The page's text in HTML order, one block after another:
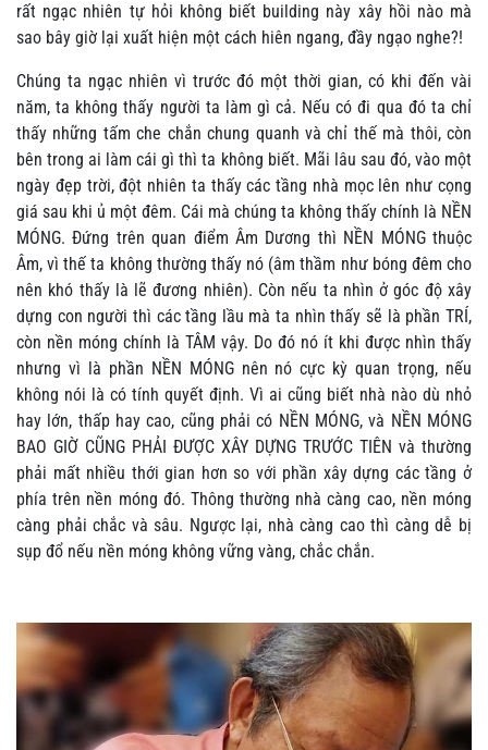
rất ngạc nhiên tự hỏi không biết building này xây hồi nào mà
sao bây giờ lại xuất hiện một cách hiên ngang, đầy ngạo nghe?!
Chúng ta ngạc nhiên vì trước đó một thời gian, có khi đến vài
năm, ta không thấy người ta làm gì cả. Nếu có đi qua đó ta chỉ
thấy những tấm che chắn chung quanh và chỉ thế mà thôi, còn
bên trong ai làm cái gì thì ta không biết. Mãi lâu sau đó, vào một
ngày đẹp trời, đột nhiên ta thấy các tầng nhà mọc lên như cọng
giá sau khi ủ một đêm. Cái mà chúng ta không thấy chính là NỀN
MÓNG. Đứng trên quan điểm Âm Dương thì NỀN MÓNG thuộc
Âm, vì thế ta không thường thấy nó (âm thầm như bóng đêm cho
nên khó thấy là lẽ đương nhiên). Còn nếu ta nhìn ở góc độ xây
dựng con người thì các tầng lầu mà ta nhìn thấy sẽ là phần TRÍ,
còn nền móng chính là TÂM vậy. Do đó nó ít khi được nhìn thấy
nhưng vì là phần NỀN MÓNG nên nó cực kỳ quan trọng, nếu
không nói là có tính quyết định. Vì ai cũng biết nhà nào dù nhỏ
hay lớn, thấp hay cao, cũng phải có NỀN MÓNG, và NỀN MÓNG
BAO GIỜ CŨNG PHẢI ĐƯỢC XÂY DỰNG TRƯỚC TIÊN và thường
phải mất nhiều thới gian hơn so với phần xây dựng các tầng ở
phía trên nền móng đó. Thông thường nhà càng cao, nền móng
càng phải chắc và sâu. Ngược lại, nhà càng cao thì càng dễ bị
sụp đổ nếu nền móng không vững vàng, chắc chắn.